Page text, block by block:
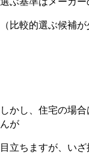
（比較的選ぶ候補
しかし、住宅の場
んが
目立ちますが、いざ